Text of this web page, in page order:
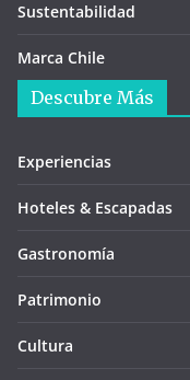
Sustentabilidad
Marca Chile
Descubre Más
Experiencias
Hoteles & Escapadas
Gastronomía
Patrimonio
Cultura